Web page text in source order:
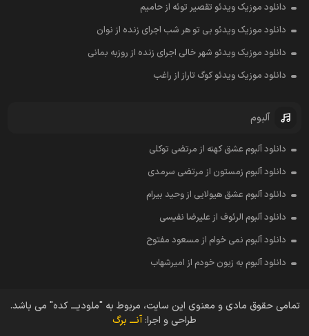
دانلود موزیک ویدئو تقصیر توئه از حامیم
دانلود موزیک ویدئو بی تو هر شب اجرای زنده از نوان
دانلود موزیک ویدئو شهر خالی اجرای زنده از روزبه بمانی
دانلود موزیک ویدئو کوگ تاراز از راغب
آلبوم
دانلود آلبوم عشق کهنه از مرتضی توکلی
دانلود آلبوم زمستون از مرتضی سرمدی
دانلود آلبوم عشق هیولایی از وحید بیرام
دانلود آلبوم الرئوف از علیرضا نفیسی
دانلود آلبوم نمی خوام از مسعود مفتوح
دانلود آلبوم به زبون خودم از امیرشهاب
تمامی حقوق مادی و معنوی این سایت، مربوط به "ملودیـــ کده" می باشد.
طراحی و اجرا:آنـــ برگ